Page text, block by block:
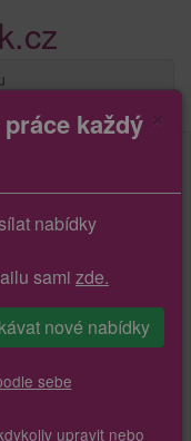
každý
nabídky
sami zde.
sebe
upravit nebo